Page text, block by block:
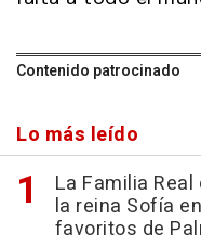
Contenido patrocinado
Lo más leído
La Familia
la reina Sofía
favoritos de